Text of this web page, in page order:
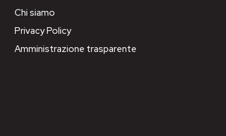
Chi siamo
Privacy Policy
Amministrazione trasparente